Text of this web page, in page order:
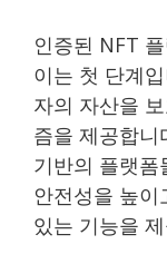
인증된 NFT
이는 첫 단계
자의 자산을
즘을 제공합니
기반의 플랫폼
안전성을 높
있는 기능을